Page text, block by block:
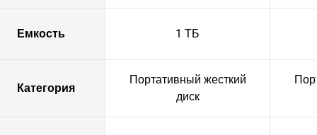
Емкость 1 ТБ
Категория
Портативный жесткий
диск